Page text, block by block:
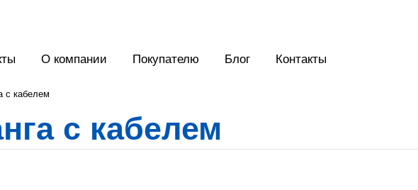
О компании Покупателю Блог Контакты
с кабелем
с кабелем